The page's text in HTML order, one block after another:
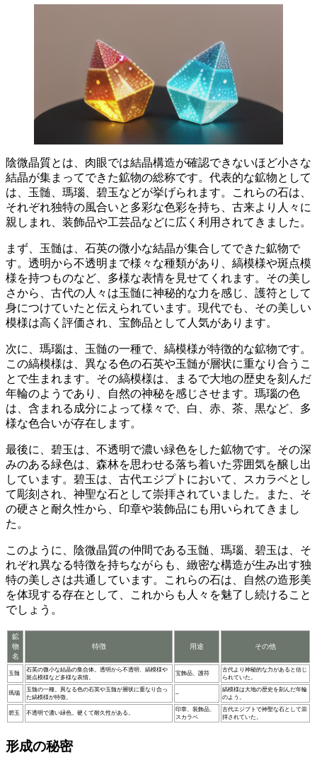
陰微晶質とは、肉眼では結晶構造が確認できないほど小さな
結晶が集まってできた鉱物の総称です。 代表的な鉱物として
は、玉髄、瑪瑙、碧玉などが挙げられます。これらの石は、
それぞれ独特の風合いと多彩な色彩を持ち、古来より人々に
親しまれ、装飾品や工芸品などに広く利用されてきました。
まず、 玉髄は、石英の微小な結晶が集合してできた鉱物で
す。透明から不透明まで様々な種類があり、 縞模様や斑点模
様を持つものなど、多様な表情を見せてくれます。 その美し
さから、古代の人々は玉髄に神秘的な力を感じ、護符として
身につけていたと伝えられています。現代でも、その美しい
模様は高く評価され、宝飾品として人気があります。
次に、 瑪瑙は、玉髄の一種で、縞模様が特徴的な鉱物です。
この縞模様は、異なる色の石英や玉髄が層状に重なり合うこ
とで生まれます。 その縞模様は、まるで大地の歴史を刻んだ
年輪のようであり、自然の神秘を感じさせます。瑪瑙の色
は、含まれる成分によって様々で、白、赤、茶、黒など、多
様な色合いが存在します。
最後に、 碧玉は、不透明で濃い緑色をした鉱物です。その深
みのある緑色は、森林を思わせる落ち着いた雰囲気を醸し出
しています。碧玉は、古代エジプトにおいて、スカラベとし
て彫刻され、神聖な石として崇拝されていました。また、そ
の硬さと耐久性から、印章や装飾品にも用いられてきまし
た。
このように、陰微晶質の仲間である玉髄、瑪瑙、碧玉は、そ
れぞれ異なる特徴を持ちながらも、 緻密な構造が生み出す独
特の美しさ は共通しています。これらの石は、自然の造形美
を体現する存在として、これからも人々を魅了し続けること
でしょう。
鉱
物
名
特徴 用途 その他
玉髄
石英の微小な結晶の集合体。透明から不透明、縞模様や
斑点模様など多様な表情。
宝飾品、護符
古代より神秘的な力があると信じ
られていた。
瑪瑙
玉髄の一種。異なる色の石英や玉髄が層状に重なり合っ
た縞模様が特徴。
–
縞模様は大地の歴史を刻んだ年輪
のよう。
碧玉 不透明で濃い緑色。硬くて耐久性がある。
印章、装飾品、
スカラベ
古代エジプトで神聖な石として崇
拝されていた。
形成の秘密